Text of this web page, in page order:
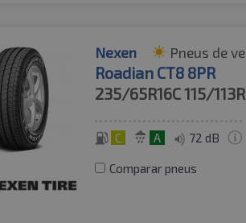
Nexen Pneus de
Roadian CT8 8PR
235/65R16C115/113R
C A 72 dB
Comparar pneus